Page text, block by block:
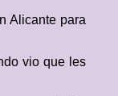
Alicante para
vio que les